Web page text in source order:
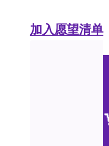
加入愿望清单